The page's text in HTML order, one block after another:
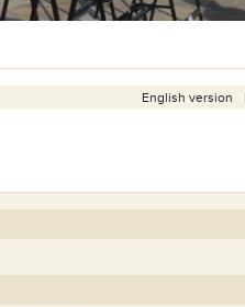
English version